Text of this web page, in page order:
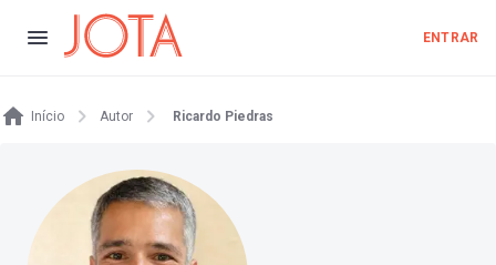
ENTRAR
Início Autor Ricardo Piedras